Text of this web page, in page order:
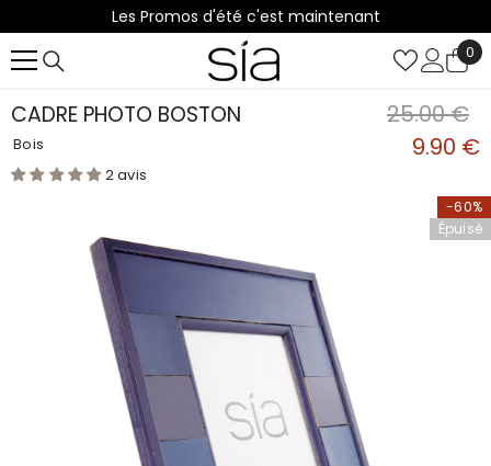
IGNORER ET PASSER AU CONTENU
Les Promos d'été c'est maintenant
0
0
CADRE PHOTO BOSTON
Bois
2 avis
25.00 €
9.90 €
-60%
Épuisé